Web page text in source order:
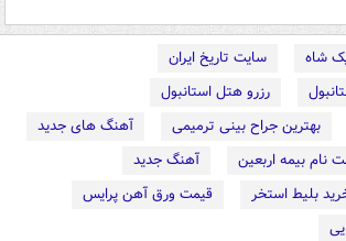
شاه
سایت تاریخ ایران
رزرو هتل استانبول
بهترین جراح بینی ترمیمی
آهنگ های جدید
نام بیمه اربعین
آهنگ جدید
بلیط استخر
قیمت ورق آهن پرایس